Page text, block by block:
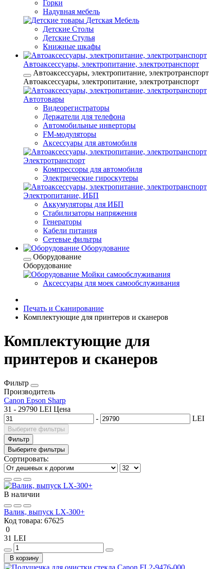
Горки
Надувная мебель
Детская Мебель
Детские Столы
Детские Стулья
Книжные шкафы
Автоаксессуары, электропитание, электротранспорт
Автоаксессуары, электропитание, электротранспорт
Автоаксессуары, электропитание, электротранспорт
Автотовары
Видеорегистраторы
Держатели для телефона
Автомобильные инверторы
FM-модуляторы
Аксессуары для автомобиля
Электротранспорт
Компрессоры для автомобиля
Электрические гироскутеры
Электропитание, ИБП
Аккумуляторы для ИБП
Стабилизаторы напряжения
Генераторы
Кабели питания
Сетевые фильтры
Оборудование
Оборудование
Оборудование
Мойки самообслуживания
Аксессуары для моек самообслуживания
Печать и Сканирование
Комплектующие для принтеров и сканеров
Комплектующие для
принтеров и сканеров
Фильтр
Производитель
Canon Epson Sharp
31 - 29790 LEI Цена
-
LEI
Выберите фильтры
Фильтр
Выберите фильтры
Сортировать:
В наличии
Валик, выпуск LX-300+
Код товара: 67625
0
31 LEI
В корзину